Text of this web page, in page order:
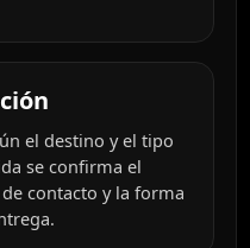
el destino y el tipo
se confirma el
contacto y la forma